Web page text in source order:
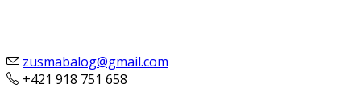
zusmabalog@gmail.com
+421 918 751 658